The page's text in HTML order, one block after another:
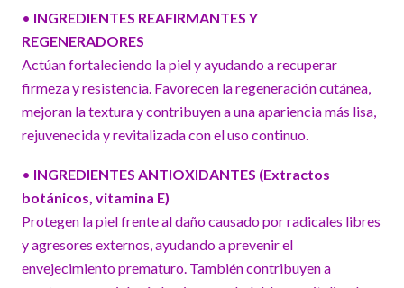
• INGREDIENTES REAFIRMANTES Y
REGENERADORES
Actúan fortaleciendo la piel y ayudando a recuperar
firmeza y resistencia. Favorecen la regeneración cutánea,
mejoran la textura y contribuyen a una apariencia más lisa,
rejuvenecida y revitalizada con el uso continuo.
• INGREDIENTES ANTIOXIDANTES (Extractos
botánicos, vitamina E)
Protegen la piel frente al daño causado por radicales libres
y agresores externos, ayudando a prevenir el
envejecimiento prematuro. También contribuyen a